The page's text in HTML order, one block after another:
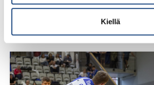
Kiellä
alle 21-vuotiaiden